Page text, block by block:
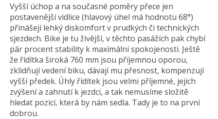
Vyšší úchop a na současné poměry přece jen
postavenější vidlice (hlavový úhel má hodnotu 68°)
přinášejí lehký diskomfort v prudkých či technických
sjezdech. Bike je tu živější, v těchto pasážích pak chybí
pár procent stability k maximální spokojenosti. Ještě
že řídítka široká 760 mm jsou příjemnou oporou,
zklidňují vedení biku, dávají mu přesnost, kompenzují
vyšší předek. Úhly řídítek jsou velmi příjemné, jejich
zvýšení a zahnutí k jezdci, a tak nemusíme složitě
hledat pozici, která by nám sedla. Tady je to na první
dobrou.